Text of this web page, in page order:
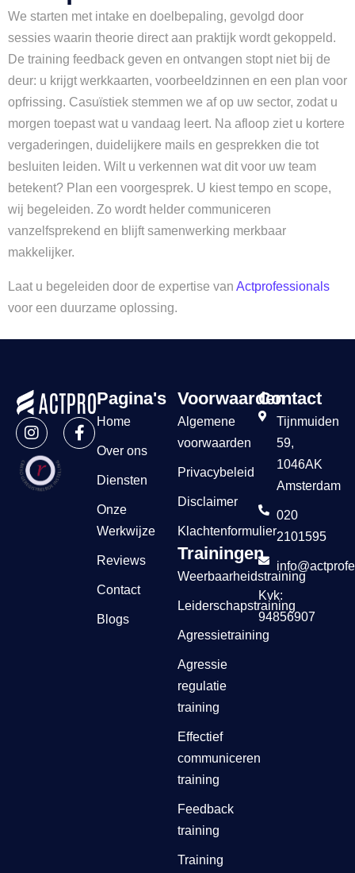
We starten met intake en doelbepaling, gevolgd door
sessies waarin theorie direct aan praktijk wordt gekoppeld.
De training feedback geven en ontvangen stopt niet bij de
deur: u krijgt werkkaarten, voorbeeldzinnen en een plan voor
opfrissing. Casuïstiek stemmen we af op uw sector, zodat u
morgen toepast wat u vandaag leert. Na afloop ziet u kortere
vergaderingen, duidelijkere mails en gesprekken die tot
besluiten leiden. Wilt u verkennen wat dit voor uw team
betekent? Plan een voorgesprek. U kiest tempo en scope,
wij begeleiden. Zo wordt helder communiceren
vanzelfsprekend en blijft samenwerking merkbaar
makkelijker.
Laat u begeleiden door de expertise van Actprofessionals
voor een duurzame oplossing.
Pagina's
Home
Over ons
Diensten
Onze
Werkwijze
Reviews
Contact
Blogs
Voorwaarden
Algemene
voorwaarden
Privacybeleid
Disclaimer
Klachtenformulier
Trainingen
Weerbaarheidstraining
Leiderschapstraining
Agressietraining
Agressie
regulatie
training
Effectief
communiceren
training
Feedback
training
Training
Contact
Tijnmuiden
59,
1046AK
Amsterdam
020
2101595
Kvk:
94856907